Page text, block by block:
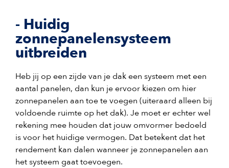
- Huidig
zonnepanelensysteem
uitbreiden
Heb jij op een zijde van je dak een systeem met een
aantal panelen, dan kun je ervoor kiezen om hier
zonnepanelen aan toe te voegen (uiteraard alleen bij
voldoende ruimte op het dak). Je moet er echter wel
rekening mee houden dat jouw omvormer bedoeld
is voor het huidige vermogen. Dat betekent dat het
rendement kan dalen wanneer je zonnepanelen aan
het systeem gaat toevoegen.